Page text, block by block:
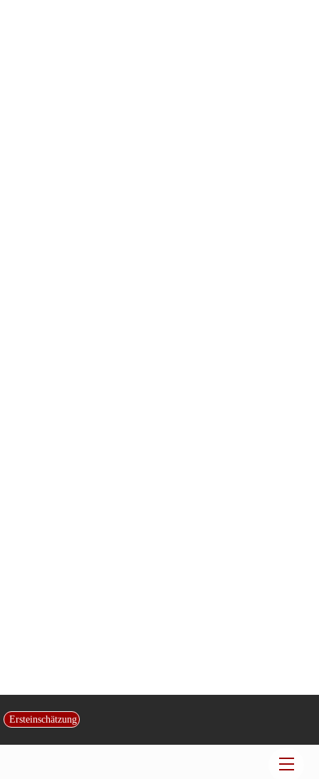
dem besonderen Umstand der Beteiligung eines ausländischen
Haftpflichtversicherers beruhen, fällt uneingeschränkt in den
(1.1.2.2) Im Übrigen rechtfertigt der erstinstanzliche Sach- und